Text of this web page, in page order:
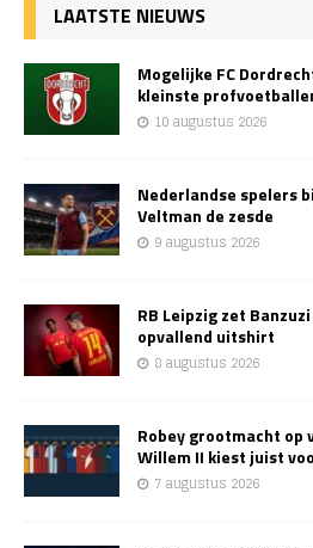
LAATSTE NIEUWS
Mogelijke FC
kleinste
10 augustus 2026
Nederlandse spelers
Veltman de zesde
9 augustus 2026
RB Leipzig zet
opvallend uitshirt
8 augustus 2026
Robey grootmacht
Willem II kiest juist
7 augustus 2026